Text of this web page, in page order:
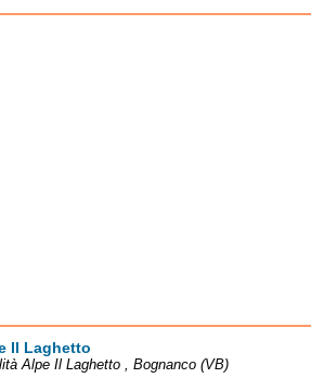
Il Laghetto
Alpe Il Laghetto , Bognanco (VB)